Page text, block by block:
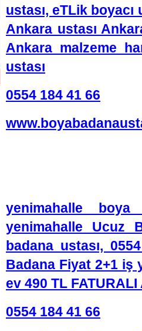
ustası, eTLik boyacı
Ankara ustası
Ankara malzeme
ustası
0554 184 41 66
yenimahalle boya
yenimahalle Ucuz
badana ustası,
Badana Fiyat 2+1 iş
ev 490 TL
0554 184 41 66